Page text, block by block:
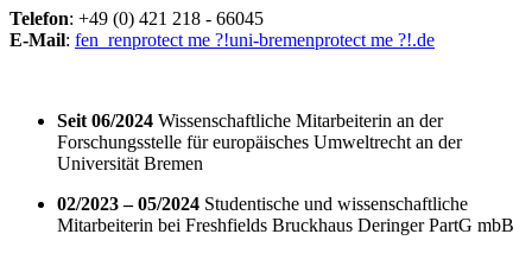
Telefon: +49 (0) 421 218 - 66045
E-Mail: fen_renprotect me ?!uni-bremenprotect me ?!.de
Seit 06/2024 Wissenschaftliche Mitarbeiterin an der
Forschungsstelle für europäisches Umweltrecht an der
Universität Bremen
02/2023 – 05/2024 Studentische und wissenschaftliche
Mitarbeiterin bei Freshfields Bruckhaus Deringer PartG mbB